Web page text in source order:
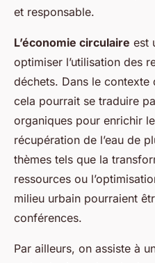
et responsable.
L’économie circulaire est
optimiser l’utilisation des
déchets. Dans le contexte
cela pourrait se traduire
organiques pour enrichir
récupération de l’eau de
thèmes tels que la
ressources ou
milieu urbain pourraient
conférences.
Par ailleurs, on assiste à